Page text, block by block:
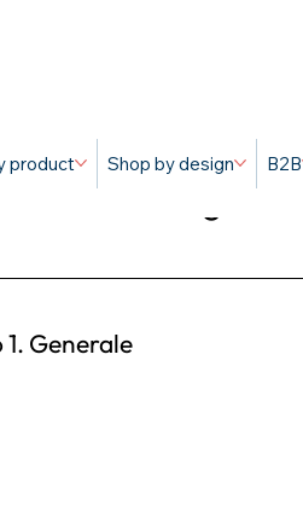
product Shop by design B2B
e condizioni generali
Generale